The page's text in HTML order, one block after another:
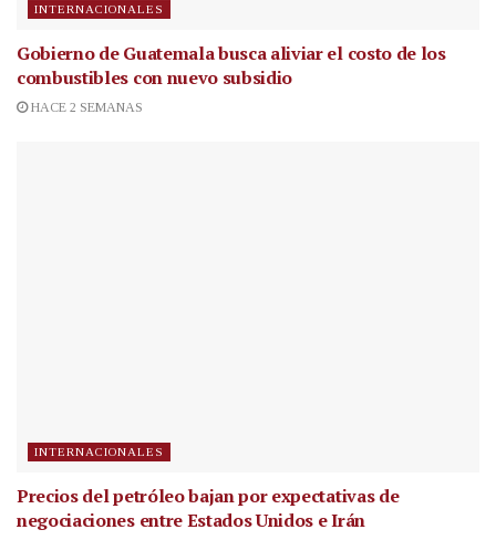
INTERNACIONALES
Gobierno de Guatemala busca aliviar el costo de los
combustibles con nuevo subsidio
HACE 2 SEMANAS
INTERNACIONALES
Precios del petróleo bajan por expectativas de
negociaciones entre Estados Unidos e Irán